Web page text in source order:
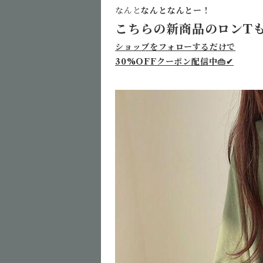
なんと なんとなんとー！
こちらの新商品のロンT
ショップをフォローするだけで
30%OFFクーポン配信中👜✔︎